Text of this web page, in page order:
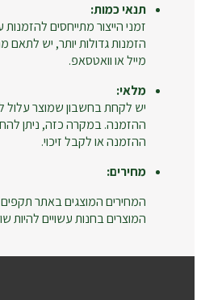
תנאי כמות:
הזמנות גדולות יותר, יש לתאם
מייל או וואטסאפ.
מלאי:
יש לקחת בחשבון שמוצר
ההזמנה. במקרה כזה, ניתן
ההזמנה או לקבל זיכוי.
מחירים:
המחירים המוצגים באתר תקפים
המוצרים בחנות עשויים להיות